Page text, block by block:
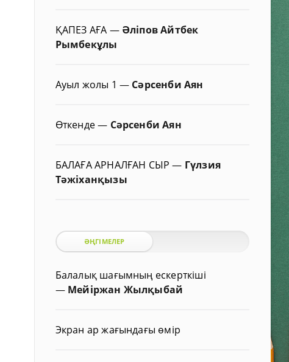
ҚАПЕЗ АҒА — Әліпов Айтбек
Рымбекұлы
Ауыл жолы 1 — Сәрсенби Аян
Өткенде— Сәрсенби Аян
БАЛАҒА АРНАЛҒАН СЫР— Гүлзия
Тәжіханқызы
ӘҢГІМЕЛЕР
Балалық шағымның ескерткіші
— Мейіржан Жылқыбай
Экран ар жағындағы өмір